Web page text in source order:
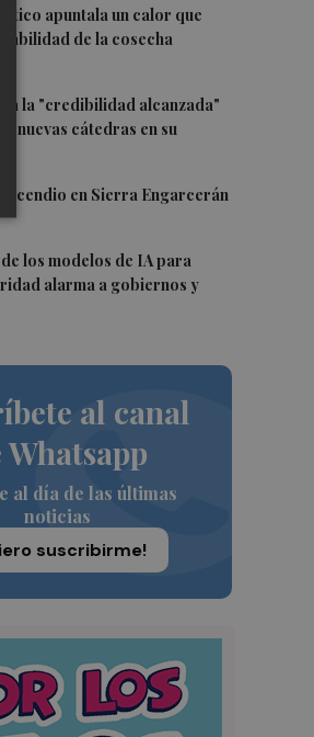
apuntala un calor que
de la cosecha
la "credibilidad alcanzada"
nuevas cátedras en su
incendio en Sierra Engarcerán
los modelos de IA para
alarma a gobiernos y
al canal
Whatsapp
al día de las últimas
noticias
suscribirme!